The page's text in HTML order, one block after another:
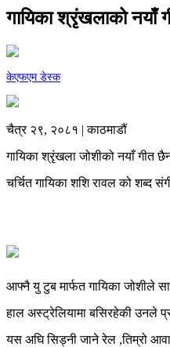
गायिका श्रृंखलाको नयाँ
केएफएम डेस्क
चैत्र २९, २०८१ | काठमाडौं
गायिका श्रृंखला जोशीको नयाँ गीत
चर्चित गायिका शशि रावल को शब्द
आफ्नै यु टुब मार्फत गायिका जोशीले
हाल अस्ट्रेलियामा बसिरहेकी उनले
यस अघि सिड्नी जाने रेल ,तिम्रो